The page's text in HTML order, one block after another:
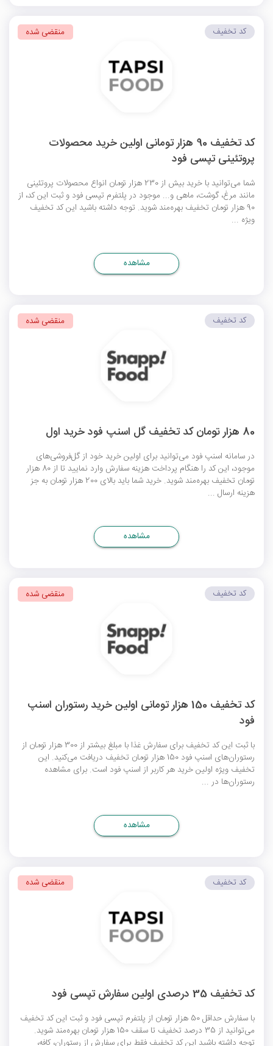
کد تخفیف 90 هزار تومانی اولین خرید محصولات
پروتئینی تپسی فود
شما می‌توانید با خرید بیش از 230 هزار تومان انواع محصولات پروتئینی
مانند مرغ، گوشت، ماهی و... موجود در پلتفرم تپسی فود و ثبت این کد، از
90 هزار تومان تخفیف بهره‌مند شوید. توجه داشته باشید این کد تخفیف
ویژه ...
کد تخفیف منقضی شده
مشاهده
80 هزار تومان کد تخفیف گل اسنپ فود خرید اول
در سامانه اسنپ فود می‌توانید برای اولین خرید خود از گل‌فروشی‌های
موجود، این کد را هنگام پرداخت هزینه سفارش وارد نمایید تا از 80 هزار
تومان تخفیف بهره‌مند شوید. خرید شما باید بالای 200 هزار تومان به جز
هزینه ارسال ...
کد تخفیف منقضی شده
مشاهده
کد تخفیف 150 هزار تومانی اولین خرید رستوران اسنپ
فود
با ثبت این کد تخفیف برای سفارش غذا با مبلغ بیشتر از 300 هزار تومان از
رستوران‌های اسنپ فود 150 هزار تومان تخفیف دریافت می‌کنید. این
تخفیف ویژه اولین خرید هر کاربر از اسنپ فود است. برای مشاهده
رستوران‌ها در ...
کد تخفیف منقضی شده
مشاهده
کد تخفیف 35 درصدی اولین سفارش تپسی فود
با سفارش حداقل 50 هزار تومان از پلتفرم تپسی فود و ثبت این کد تخفیف
می‌توانید از 35 درصد تخفیف تا سقف 150 هزار تومان بهره‌مند شوید.
توجه داشته باشید این کد تخفیف فقط برای سفارش از رستوران، کافه،
کد تخفیف منقضی شده